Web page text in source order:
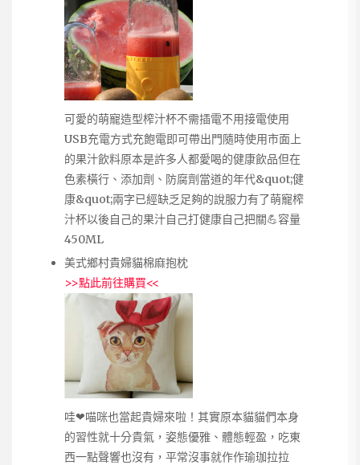
可愛的萌寵造型榨汁杯不需插電不用接電使用
USB充電方式充飽電即可帶出門隨時使用市面上
的果汁飲料原本是許多人都愛喝的健康飲品但在
色素橫行、添加劑、防腐劑當道的年代&quot;健
康&quot;兩字已經缺乏足夠的說服力有了萌寵榨
汁杯以後自己的果汁自己打健康自己把關💪容量
450ML
美式鄉村貴婦貓棉麻抱枕
>>點此前往購買<<
哇❤喵咪也當起貴婦來啦！其實原本貓貓們本身
的習性就十分貴氣，姿態優雅、體態輕盈，吃東
西一點聲響也沒有，平常沒事就作作瑜珈拉拉